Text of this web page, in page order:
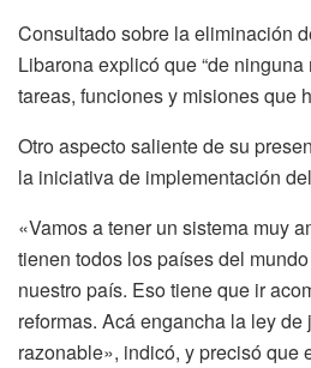
Consultado sobre la eliminación
Libarona explicó que “de
tareas, funciones y misiones que
Otro aspecto saliente de su
la iniciativa de implementación
«Vamos a tener un sistema muy
tienen todos los países del
nuestro país. Eso tiene que ir
reformas. Acá engancha la ley
razonable», indicó, y precisó que